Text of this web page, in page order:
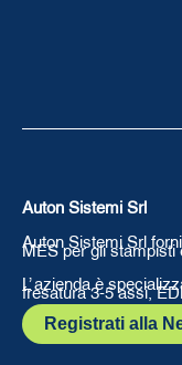
Auton Sistemi Srl
Auton Sistemi Srl
MES per gli stampisti
L’ azienda è
fresatura 3-5 assi,
Registrati alla